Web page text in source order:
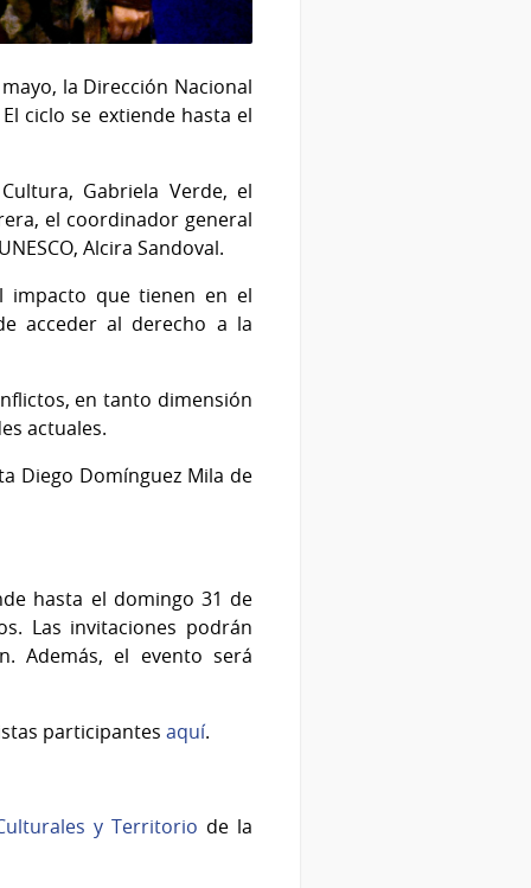
la Dirección Nacional
ciclo se extiende hasta el
Gabriela Verde, el
el coordinador general
Alcira Sandoval.
impacto que tienen en el
acceder al derecho a la
en tanto dimensión
actuales.
Diego Domínguez Mila de
hasta el domingo 31 de
Las invitaciones podrán
Además, el evento será
participantes aquí.
y Territorio de la